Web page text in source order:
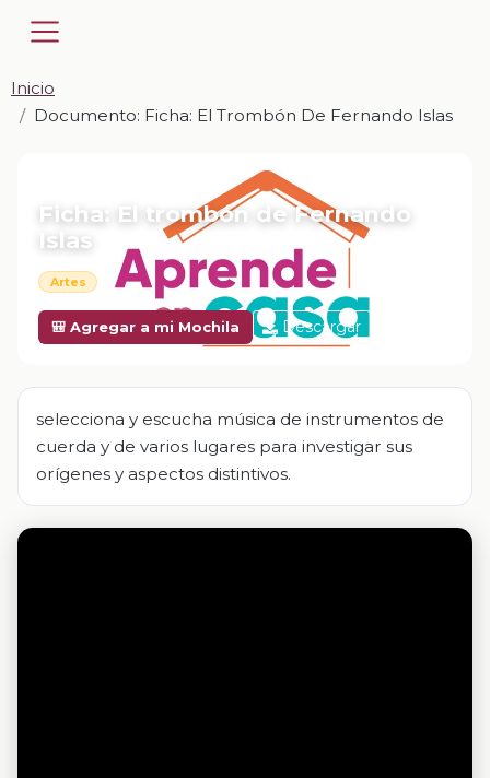
Inicio
Documento: Ficha: El Trombón De Fernando Islas
Ficha: El trombón de Fernando
Islas
Artes
🎒 Agregar a mi Mochila Descargar
selecciona y escucha música de instrumentos de
cuerda y de varios lugares para investigar sus
orígenes y aspectos distintivos.